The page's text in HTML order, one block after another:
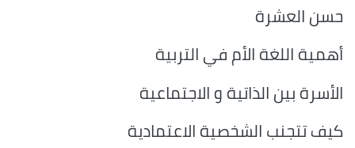
حسن العشرة
أهمية اللغة الأم في التربية
الأسرة بين الذاتية و الاجتماعية
كيف تتجنب الشخصية الاعتمادية